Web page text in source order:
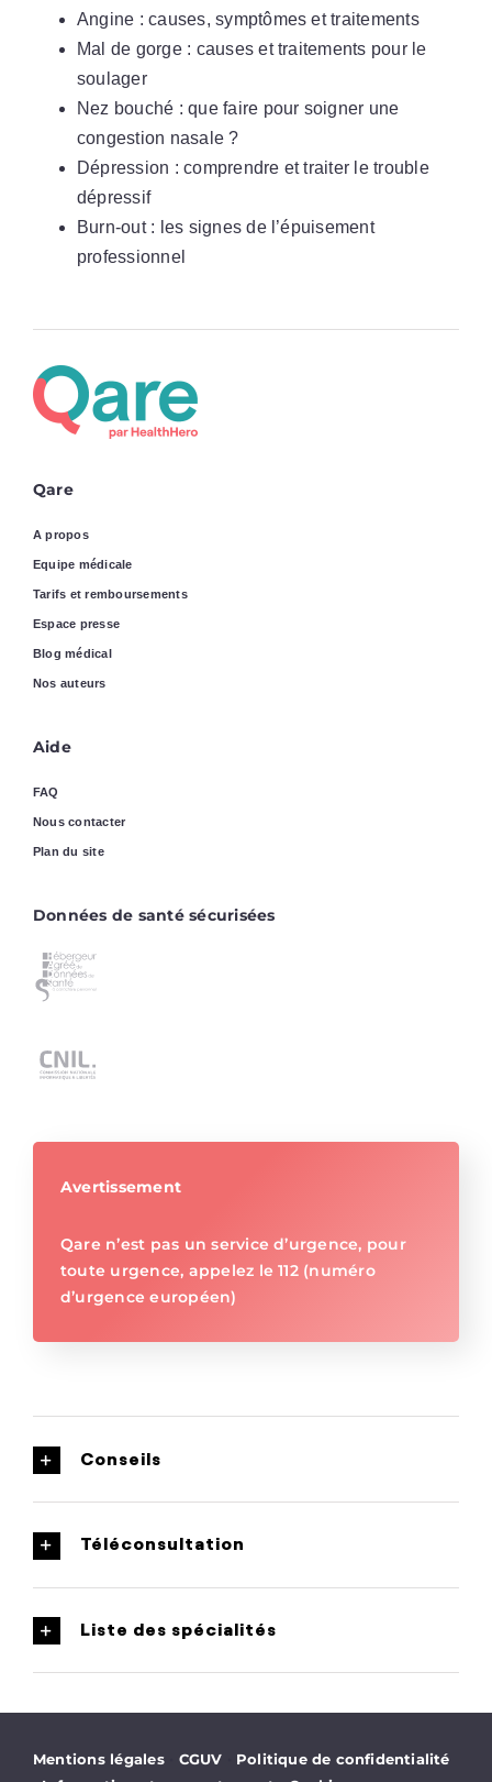
Angine : causes, symptômes et traitements
Mal de gorge : causes et traitements pour le
soulager
Nez bouché : que faire pour soigner une
congestion nasale ?
Dépression : comprendre et traiter le trouble
dépressif
Burn-out : les signes de l’épuisement
professionnel
Qare
A propos
Equipe médicale
Tarifs et remboursements
Espace presse
Blog médical
Nos auteurs
Aide
FAQ
Nous contacter
Plan du site
Données de santé sécurisées
Avertissement
Qare n’est pas un service d’urgence, pour
toute urgence, appelez le 112 (numéro
d’urgence européen)
Conseils
Téléconsultation
Liste des spécialités
Mentions légales CGUV Politique de confidentialité